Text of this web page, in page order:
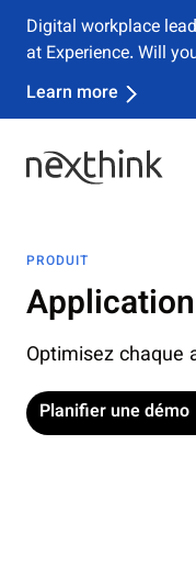
Nexthink classé au
Magic Quadrant™
solutions DEX
Télécharger le
PRODUIT
Optimisez
Planifier une démo